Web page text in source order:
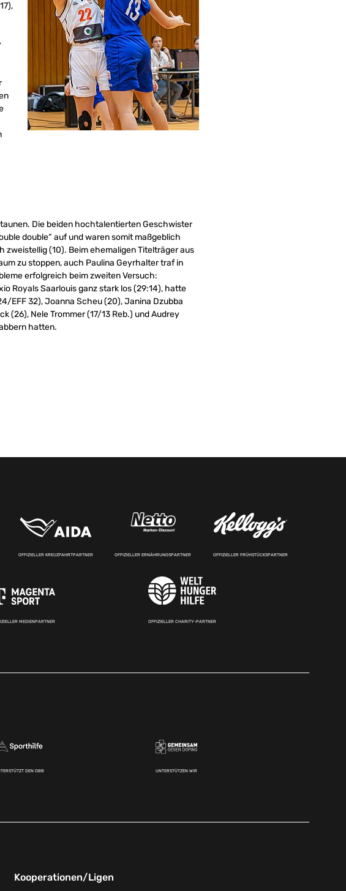
Die beiden hochtalentierten Geschwister
double“ auf und waren somit maßgeblich
zweistellig (10). Beim ehemaligen Titelträger aus
zu stoppen, auch Paulina Geyrhalter traf in
erfolgreich beim zweiten Versuch:
Royals Saarlouis ganz stark los (29:14), hatte
EFF 32), Joanna Scheu (20), Janina Dzubba
(26), Nele Trommer (17/13 Reb.) und Audrey
hatten.
OFFIZIELLER KREUZFAHRTPARTNER OFFIZIELLER ERNÄHRUNGSPARTNER OFFIZIELLER FRÜHSTÜCKSPARTNER
MEDIENPARTNER OFFIZIELLER CHARITY-PARTNER
DEN DBB UNTERSTÜTZEN WIR
Kooperationen/Ligen